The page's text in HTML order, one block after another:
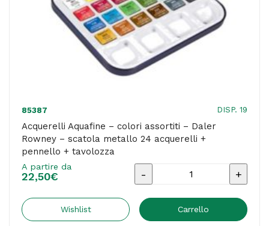
acquerelli
+
1
pennello
85387 DISP. 19
Acquerelli Aquafine – colori assortiti – Daler
Rowney – scatola metallo 24 acquerelli +
pennello + tavolozza
A partire da
22,50€
Acquerelli
-
Wishlist Carrello